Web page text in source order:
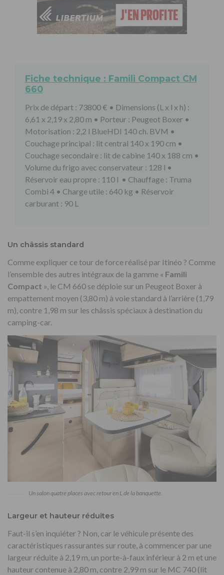
Fiche technique : Famili Compact CM
660
Prix de départ : 73800 € • Dimensions (L x l x h) :
6,61 x 2,19 x 2,80 m • Porteur : Peugeot Boxer •
Motorisation : 2,2 l BlueHDI 140 ch. BVM •
Couchage principal : lit central 140 x 190 cm •
Couchage secondaire : lit de cabine 140 x 188 cm •
Volume du frigo avec conservateur : 128 l •
Réservoir eau propre : 110 l • Chauffage : Truma
Combi 4 • Charge utile : 640 kg • Réservoir
carburant : 90 L
Un châssis standard
Comme expliquer ce tour de force réalisé par Itinéo ? Comme
l’ensemble des autres intégraux de la gamme « Famili
Compact », le CM 660 se déploie sur un Peugeot Boxer à
empattement moyen (3,80 m) à voie standard à l’arrière (1,79
m), contre 1,98 m sur les châssis spéciaux à destination du
camping-car.
Un salon quatre places avec retour en L de la banquette.
Largeur et hauteur réduites
Faut-il s’en inquiéter ? Non, car le véhicule présente des
caractéristiques rassurantes sur route, à commencer par une
largeur réduite à 2,19 m, un porte-à-faux inférieur à 2 m et une
hauteur contenue à 2,80 m, contre 2,99 m sur le MC 740 (lit